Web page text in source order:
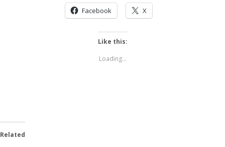
Facebook X
Like this:
Loading...
Related